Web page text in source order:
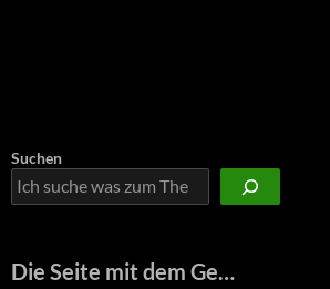
Suchen
Die Seite mit dem Ge…